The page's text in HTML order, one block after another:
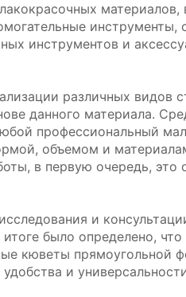
материалов,
инструменты,
инструментов и
различных видов
данного материала.
профессиональный
объемом и
в первую очередь,
и
было определено,
кюветы прямоугольной
и